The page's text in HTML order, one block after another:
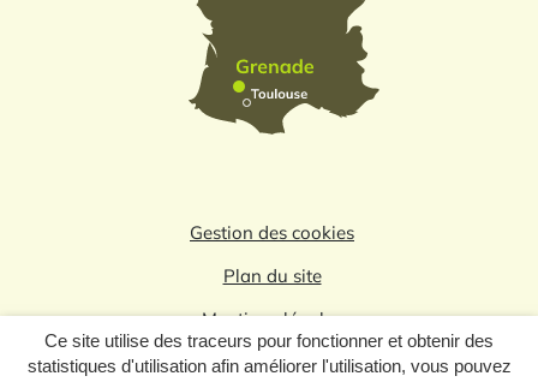
Ce site utilise des traceurs pour fonctionner et obtenir des
statistiques d'utilisation afin améliorer l'utilisation, vous pouvez
Gestion des cookies
Plan du site
Mentions légales
Politique de confidentialité